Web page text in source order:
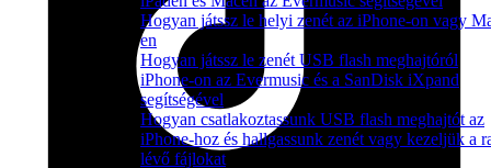
Hogyan játssz le helyi zenét az iPhone-on vagy
en
Hogyan játssz le zenét USB flash meghajtóról
iPhone-on az Evermusic és a SanDisk iXpand
segítségével
Hogyan csatlakoztassunk USB flash meghajtót az
iPhone-hoz és hallgassunk zenét vagy kezeljük a
lévő fájlokat